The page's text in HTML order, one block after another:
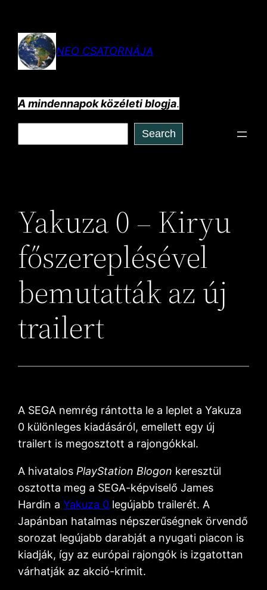
tartalomhozNEO CSATORNÁJA
A mindennapok közéleti blogja.
Search
Yakuza 0 – Kiryu
főszereplésével
bemutatták az új
trailert
A SEGA nemrég rántotta le a leplet a Yakuza
0 különleges kiadásáról, emellett egy új
trailert is megosztott a rajongókkal.
A hivatalosPlayStation Blogon keresztül
osztotta meg a SEGA-képviselő James
Hardin aYakuza 0 legújabb trailerét. A
Japánban hatalmas népszerűségnek örvendő
sorozat legújabb darabját a nyugati piacon is
kiadják, így az európai rajongók is izgatottan
várhatják az akció-krimit.